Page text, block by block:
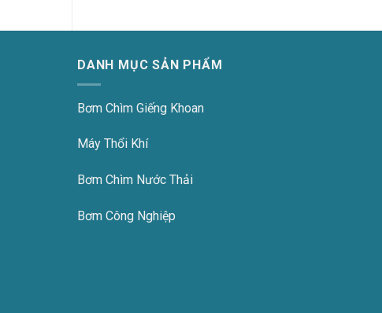
DANH MỤC SẢN PHẨM
Bơm Chìm Giếng Khoan
Máy Thổi Khí
Bơm Chìm Nước Thải
Bơm Công Nghiệp